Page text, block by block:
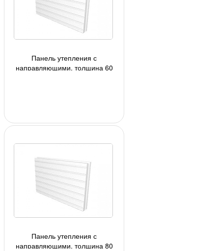
Панель утепления с
направляющими, толщина 60
Панель утепления с
направляющими, толщина 80